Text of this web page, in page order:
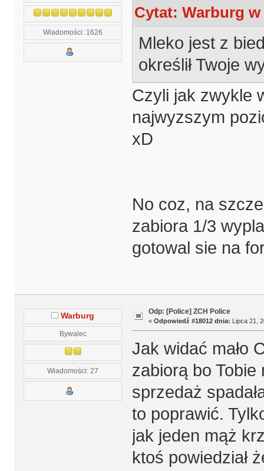
Wiadomości: 1626
Cytat: Warburg w
Mleko jest z
określił Twoje
Czyli jak zwykle
najwyzszym
xD
No coz, na
zabiora 1/3
gotowal sie na
Warburg
Bywalec
Wiadomości: 27
Odp: [Police] ZCH Police
« Odpowiedź #18012 dnia: Lipca 21,
Jak widać mało
zabiorą bo Tobie
sprzedaż
to poprawić.
jak jeden mąż
ktoś powiedział